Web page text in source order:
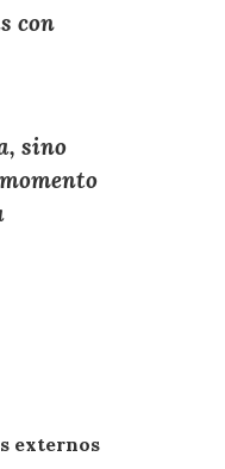
con
sino
externos